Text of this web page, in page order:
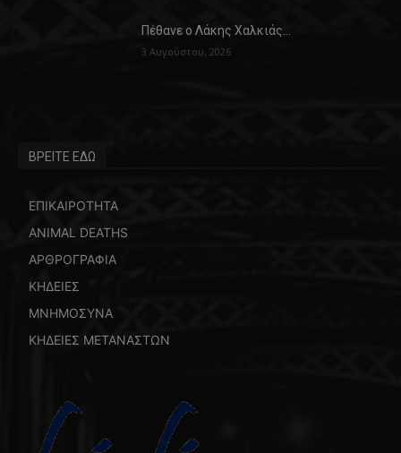
Πέθανε ο Λάκης Χαλκιάς…
3 Αυγούστου, 2026
ΒΡΕΙΤΕ ΕΔΩ
ΕΠΙΚΑΙΡΟΤΗΤΑ
ANIMAL DEATHS
ΑΡΘΡΟΓΡΑΦΙΑ
ΚΗΔΕΙΕΣ
ΜΝΗΜΟΣΥΝΑ
ΚΗΔΕΙΕΣ ΜΕΤΑΝΑΣΤΩΝ